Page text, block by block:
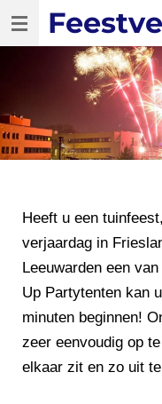
Ga
hoofdinhoud
Heeft u een
verjaardag in
Leeuwarden een
Up Partytenten kan
minuten beginnen!
zeer eenvoudig op
elkaar zit en zo uit